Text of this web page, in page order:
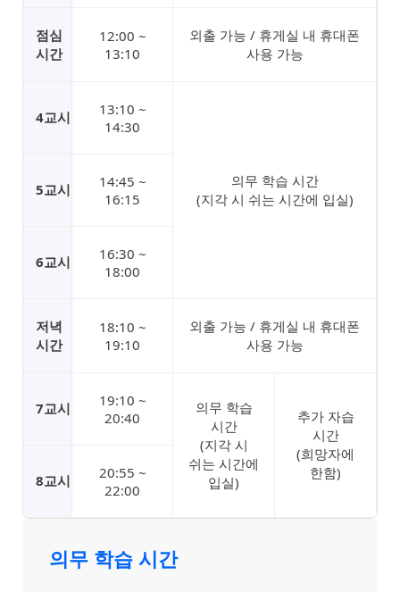
점심
시간
12:00 ~
13:10
외출 가능 / 휴게실 내 휴대폰
사용 가능
4교시
13:10 ~
14:30
의무 학습 시간
(지각 시 쉬는 시간에 입실)
5교시
14:45 ~
16:15
6교시
16:30 ~
18:00
저녁
시간
18:10 ~
19:10
외출 가능 / 휴게실 내 휴대폰
사용 가능
7교시
19:10 ~
20:40
의무 학습
시간
(지각 시
쉬는 시간에
입실)
추가 자습
시간
(희망자에
한함)
8교시
20:55 ~
22:00
의무 학습 시간